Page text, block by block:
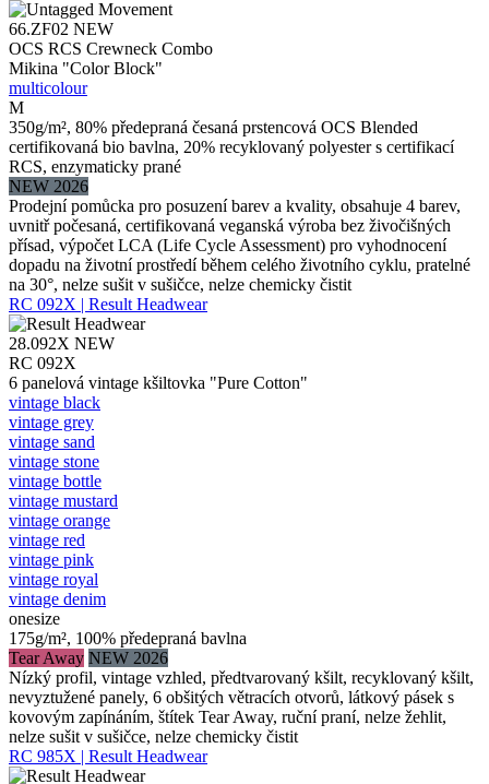
66.ZF02 NEW
OCS RCS Crewneck Combo
Mikina "Color Block"
multicolour
M
350g/m², 80% předepraná česaná prstencová OCS Blended
certifikovaná bio bavlna, 20% recyklovaný polyester s certifikací
RCS, enzymaticky prané
NEW 2026
Prodejní pomůcka pro posuzení barev a kvality, obsahuje 4 barev,
uvnitř počesaná, certifikovaná veganská výroba bez živočišných
přísad, výpočet LCA (Life Cycle Assessment) pro vyhodnocení
dopadu na životní prostředí během celého životního cyklu, pratelné
na 30°, nelze sušit v sušičce, nelze chemicky čistit
RC 092X | Result Headwear
28.092X NEW
RC 092X
6 panelová vintage kšiltovka "Pure Cotton"
vintage black
vintage grey
vintage sand
vintage stone
vintage bottle
vintage mustard
vintage orange
vintage red
vintage pink
vintage royal
vintage denim
onesize
175g/m², 100% předepraná bavlna
Tear Away NEW 2026
Nízký profil, vintage vzhled, předtvarovaný kšilt, recyklovaný kšilt,
nevyztužené panely, 6 obšitých větracích otvorů, látkový pásek s
kovovým zapínáním, štítek Tear Away, ruční praní, nelze žehlit,
nelze sušit v sušičce, nelze chemicky čistit
RC 985X | Result Headwear